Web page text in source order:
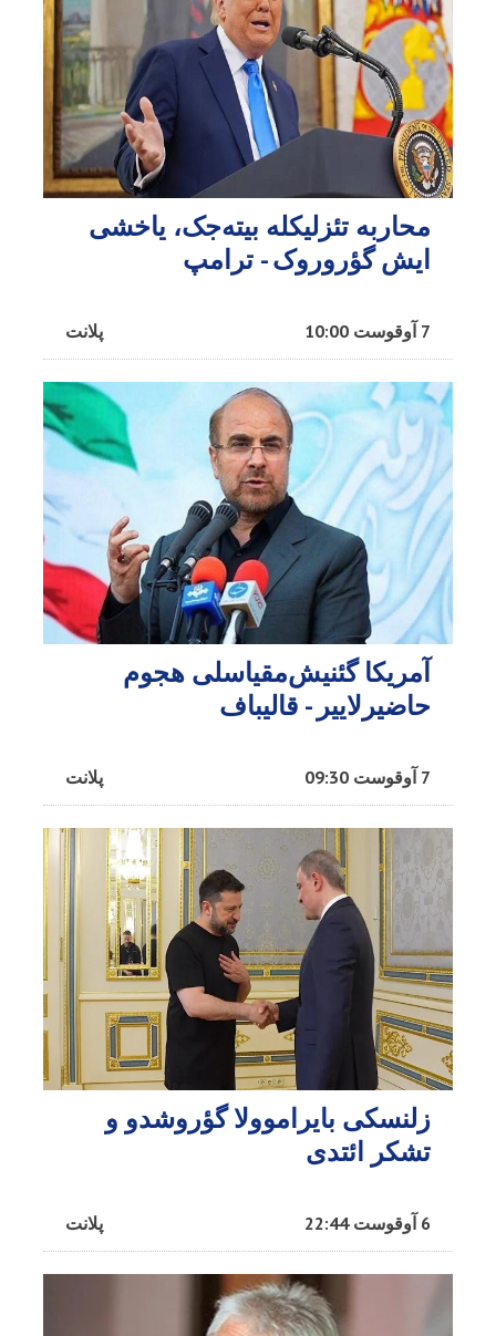
محاربه تئزلیکله بیته‌جک، یاخشی
ایش گؤروروک - ترامپ
پلانت 7 آوقوست 10:00
آمریکا گئنیش‌مقیاسلی هجوم
حاضیرلاییر - قالیباف
پلانت 7 آوقوست 09:30
زلنسکی بایراموولا گؤروشدو و
تشکر ائتدی
پلانت 6 آوقوست 22:44